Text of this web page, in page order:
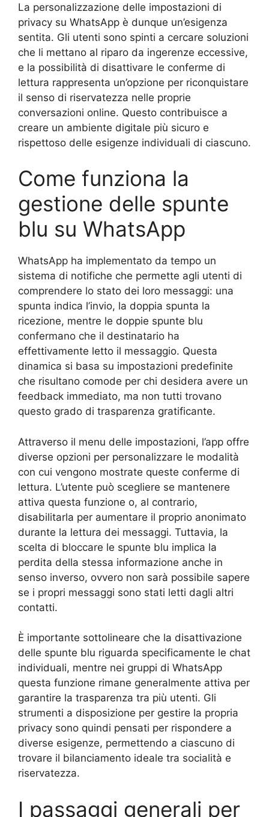
La personalizzazione delle impostazioni di
privacy su WhatsApp è dunque un’esigenza
sentita. Gli utenti sono spinti a cercare soluzioni
che li mettano al riparo da ingerenze eccessive,
e la possibilità di disattivare le conferme di
lettura rappresenta un’opzione per riconquistare
il senso di riservatezza nelle proprie
conversazioni online. Questo contribuisce a
creare un ambiente digitale più sicuro e
rispettoso delle esigenze individuali di ciascuno.
Come funziona la
gestione delle spunte
blu su WhatsApp
WhatsApp ha implementato da tempo un
sistema di notifiche che permette agli utenti di
comprendere lo stato dei loro messaggi: una
spunta indica l’invio, la doppia spunta la
ricezione, mentre le doppie spunte blu
confermano che il destinatario ha
effettivamente letto il messaggio. Questa
dinamica si basa su impostazioni predefinite
che risultano comode per chi desidera avere un
feedback immediato, ma non tutti trovano
questo grado di trasparenza gratificante.
Attraverso il menu delle impostazioni, l’app offre
diverse opzioni per personalizzare le modalità
con cui vengono mostrate queste conferme di
lettura. L’utente può scegliere se mantenere
attiva questa funzione o, al contrario,
disabilitarla per aumentare il proprio anonimato
durante la lettura dei messaggi. Tuttavia, la
scelta di bloccare le spunte blu implica la
perdita della stessa informazione anche in
senso inverso, ovvero non sarà possibile sapere
se i propri messaggi sono stati letti dagli altri
contatti.
È importante sottolineare che la disattivazione
delle spunte blu riguarda specificamente le chat
individuali, mentre nei gruppi di WhatsApp
questa funzione rimane generalmente attiva per
garantire la trasparenza tra più utenti. Gli
strumenti a disposizione per gestire la propria
privacy sono quindi pensati per rispondere a
diverse esigenze, permettendo a ciascuno di
trovare il bilanciamento ideale tra socialità e
riservatezza.
I passaggi generali per